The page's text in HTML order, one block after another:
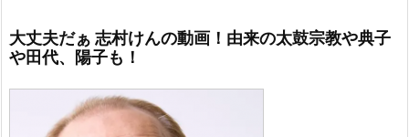
大丈夫だぁ 志村けんの動画！由来の太鼓宗教や典子
や田代、陽子も！